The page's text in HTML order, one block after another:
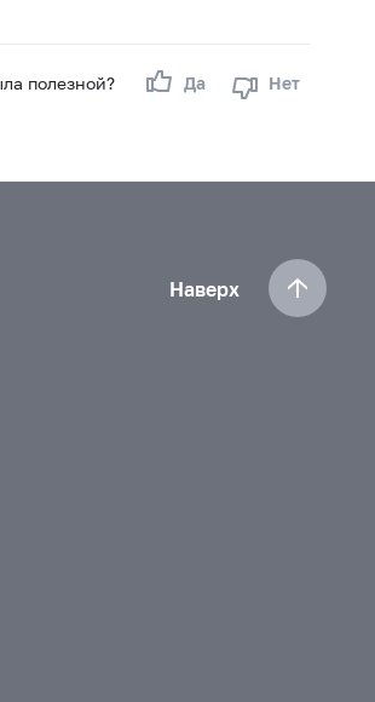
полезной? Да Нет
Наверх